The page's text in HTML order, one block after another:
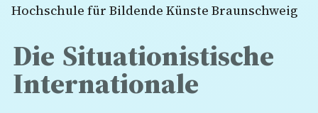
Hochschule für Bildende Künste Braunschweig
Die Situationistische
Internationale